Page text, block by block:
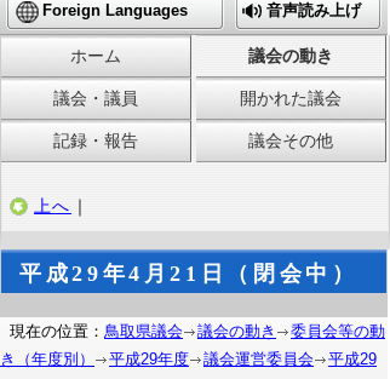
Foreign Languages 音声読み上げ
ホーム 議会の動き
議会・議員 開かれた議会
記録・報告 議会その他
上へ ｜
平成29年4月21日（閉会中）
現在の位置： 鳥取県議会 議会の動き
委員会等の動
き（年度別）
平成29年度 議会運営委員会
平成29